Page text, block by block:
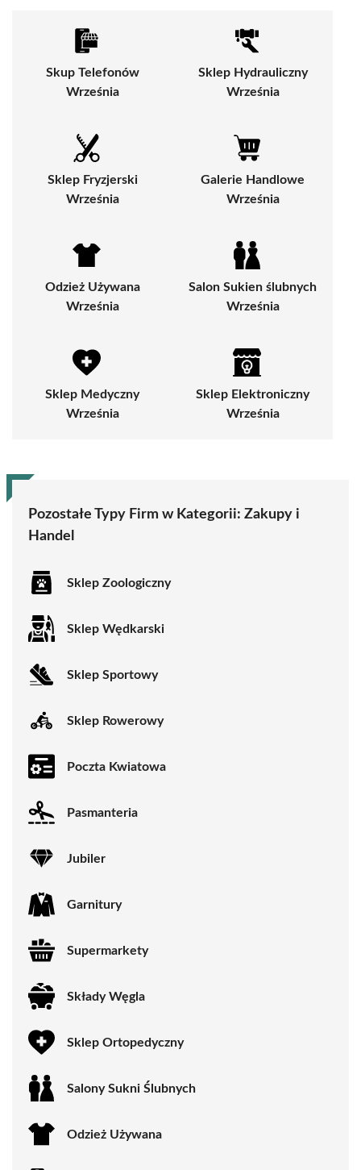
Skup Telefonów
Września
Sklep Hydrauliczny
Września
Sklep Fryzjerski
Września
Galerie Handlowe
Września
Odzież Używana
Września
Salon Sukien ślubnych
Września
Sklep Medyczny
Września
Sklep Elektroniczny
Września
Pozostałe Typy Firm w Kategorii: Zakupy i
Handel
Sklep Zoologiczny
Sklep Wędkarski
Sklep Sportowy
Sklep Rowerowy
Poczta Kwiatowa
Pasmanteria
Jubiler
Garnitury
Supermarkety
Składy Węgla
Sklep Ortopedyczny
Salony Sukni Ślubnych
Odzież Używana